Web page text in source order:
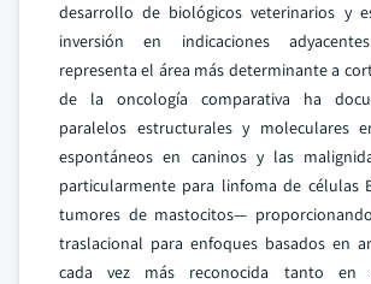
desarrollo de biológicos veterinarios y
inversión en indicaciones
representa el área más determinante a
de la oncología comparativa ha
paralelos estructurales y moleculares
espontáneos en caninos y las
particularmente para linfoma de células
tumores de mastocitos—
traslacional para enfoques basados en
cada vez más reconocida tanto en